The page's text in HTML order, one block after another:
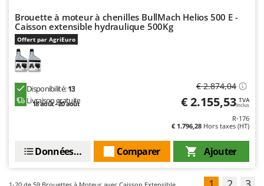
Brouette à moteur à chenilles BullMach Helios 500 E -
Caisson extensible hydraulique 500Kg
Offert par AgriEuro
Disponibilité:13
Livraison gratuite
18 août - 20 août
€ 2.874,04
€ 2.155,53 TVA
Inclus
R-176
€ 1.796,28 Hors taxes (HT)
Ajouter
Comparer
Données techniques